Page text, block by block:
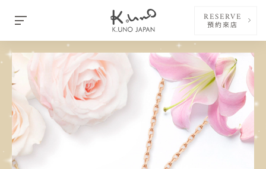
RESERVE
預約來店